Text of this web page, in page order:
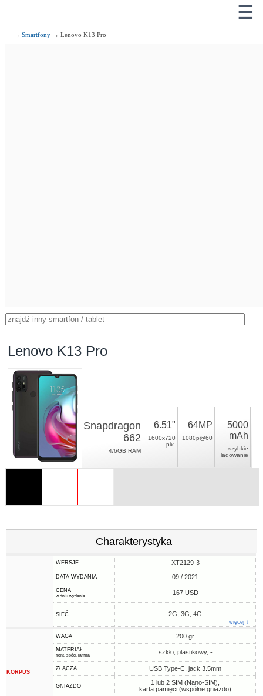
☰
→Smartfony → Lenovo K13 Pro
Lenovo K13 Pro
Snapdragon
662
4/6GB RAM
6.51"
1600x720
pix.
64MP
1080p@60
5000
mAh
szybkie
ładowanie
Charakterystyka
WERSJE XT2129-3
DATA WYDANIA 09 / 2021
CENA
w dniu wydania 167 USD
SIEĆ 2G, 3G, 4G
więcej ↓
KORPUS
WAGA 200 gr
MATERIAŁ
front, spód, ramka szkło, plastikowy, -
ZŁĄCZA USB Type-C, jack 3.5mm
GNIAZDO
1 lub 2 SIM (Nano-SIM),
karta pamięci (wspólne gniazdo)